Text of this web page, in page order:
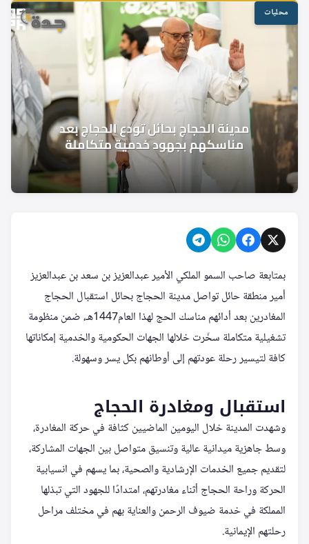
محليات
بمتابعة صاحب السمو الملكي الأمير عبدالعزيز بن سعد بن عبدالعزيز
أمير منطقة حائل تواصل مدينة الحجاج بحائل استقبال الحجاج
المغادرين بعد أدائهم مناسك الحج لهذا العام1447هـ، ضمن منظومة
تشغيلية متكاملة سخّرت خلالها الجهات الحكومية والخدمية إمكاناتها
كافة لتيسير رحلة عودتهم إلى أوطانهم بكل يسر وسهولة.
استقبال ومغادرة الحجاج
وشهدت المدينة خلال اليومين الماضيين كثافة في حركة المغادرة،
وسط جاهزية ميدانية عالية وتنسيق متواصل بين الجهات المشاركة،
لتقديم جميع الخدمات الإرشادية والصحية، بما يسهم في انسيابية
الحركة وراحة الحجاج أثناء مغادرتهم، امتدادًا للجهود التي تبذلها
المملكة في خدمة ضيوف الرحمن والعناية بهم في مختلف مراحل
رحلتهم الإيمانية.